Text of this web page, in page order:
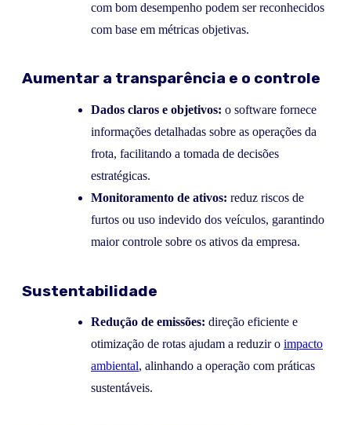
com bom desempenho podem ser reconhecidos
com base em métricas objetivas.
Aumentar a transparência e o controle
Dados claros e objetivos: o software fornece
informações detalhadas sobre as operações da
frota, facilitando a tomada de decisões
estratégicas.
Monitoramento de ativos: reduz riscos de
furtos ou uso indevido dos veículos, garantindo
maior controle sobre os ativos da empresa.
Sustentabilidade
Redução de emissões: direção eficiente e
otimização de rotas ajudam a reduzir o impacto
ambiental, alinhando a operação com práticas
sustentáveis.